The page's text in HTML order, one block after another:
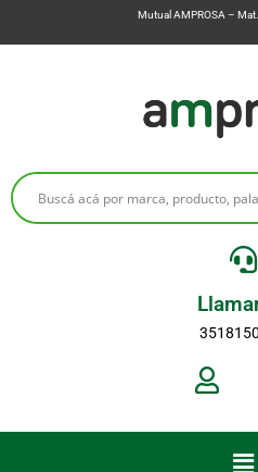
Mutual AMPROSA –